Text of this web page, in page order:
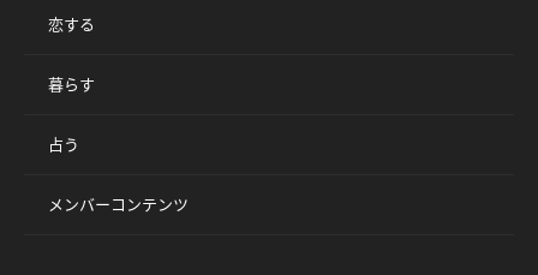
恋する
暮らす
占う
メンバーコンテンツ